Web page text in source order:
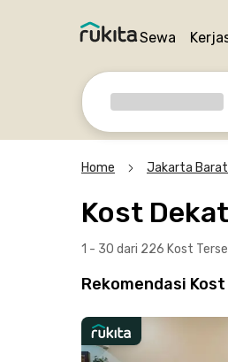
Sewa
Home Jakarta Barat
Kost
1 - 30 dari 226 Kost
Rekomendasi